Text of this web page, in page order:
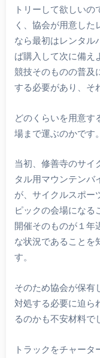
トリーして欲しい
く、協会が用意した
なら最初はレンタル
ば購入して次に備え
競技そのものの普及
する必要があり、そ
どのくらいを用意す
場まで運ぶのかです。
当初、修善寺のサイ
タル用マウンテンバ
が、サイクルスポー
ピックの会場になる
開催そのものが１年
な状況であることを
す。
そのため協会が保有
対処する必要に迫ら
るのかも不安材料で
トラックをチャー